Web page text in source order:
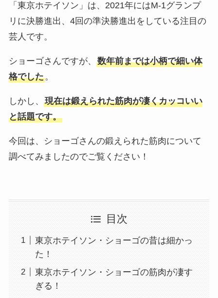
「東京ホテイソン」は、2021年にはM-1グランプ
リに決勝進出、4回の準決勝進出をしている注目の
芸人です。
ショーゴさんですが、 数年前までは小柄で細い体
格でした。
しかし、 現在は鍛えられた筋肉が凄くカッコいい
と話題です。
今回は、ショーゴさんの鍛えられた筋肉について
調べてみましたのでご覧ください！
目次
東京ホテイソン・ショーゴの昔は細かっ
た！
東京ホテイソン・ショーゴの筋肉が凄す
ぎる！